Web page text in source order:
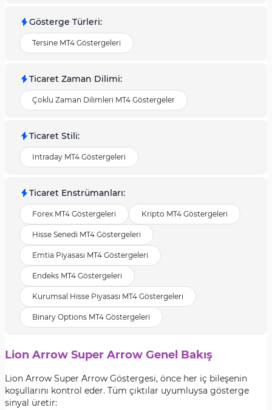
Gösterge Türleri:
Tersine MT4 Göstergeleri
Ticaret Zaman Dilimi:
Çoklu Zaman Dilimleri MT4 Göstergeler
Ticaret Stili:
Intraday MT4 Göstergeleri
Ticaret Enstrümanları:
Forex MT4 Göstergeleri Kripto MT4 Göstergeleri
Hisse Senedi MT4 Göstergeleri
Emtia Piyasası MT4 Göstergeleri
Endeks MT4 Göstergeleri
Kurumsal Hisse Piyasası MT4 Göstergeleri
Binary Options MT4 Göstergeleri
Lion Arrow Super Arrow Genel Bakış
Lion Arrow Super Arrow Göstergesi, önce her iç bileşenin
koşullarını kontrol eder. Tüm çıktılar uyumluysa gösterge
sinyal üretir: